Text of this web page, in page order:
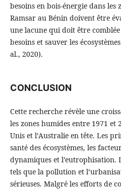
besoins en bois-énergie dans les
Ramsar au Bénin doivent être
une lacune qui doit être
besoins et sauver les
al., 2020).
CONCLUSION
Cette recherche révèle une
les zones humides entre 1971 et
Unis et l’Australie en tête. Les
santé des écosystèmes, les
dynamiques et l’eutrophisation.
tels que la pollution et
sérieuses. Malgré les efforts de